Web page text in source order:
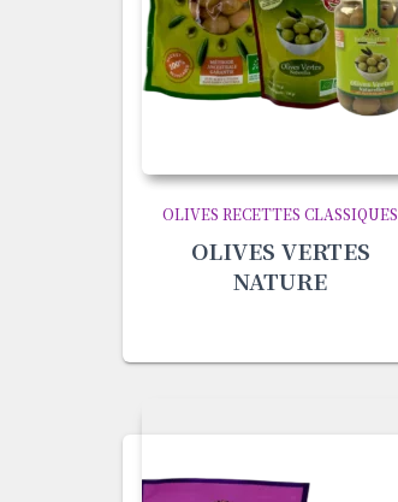
OLIVES RECETTES CLASSIQUES
OLIVES VERTES
NATURE